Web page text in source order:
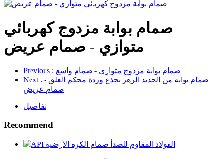
صمام بوابة مزدوج كهربائي
متوازي - صمام عريض
Previous
: صمام بوابة مزدوج متوازي - صمام واسع
Next : صمام بوابة من الحديد الزهر بجذع وردة محكم الغلق -
صمام عريض
تفاصيل
Recommend